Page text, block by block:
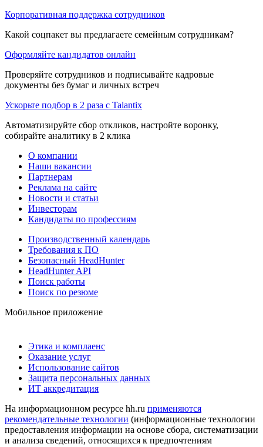
Корпоративная поддержка сотрудников
Какой соцпакет вы предлагаете семейным сотрудникам?
Оформляйте кандидатов онлайн
Проверяйте сотрудников и подписывайте кадровые
документы без бумаг и личных встреч
Ускорьте подбор в 2 раза с Talantix
Автоматизируйте сбор откликов, настройте воронку,
собирайте аналитику в 2 клика
О компании
Наши вакансии
Партнерам
Реклама на сайте
Новости и статьи
Инвесторам
Кандидаты по профессиям
Производственный календарь
Требования к ПО
Безопасный HeadHunter
HeadHunter API
Поиск работы
Поиск по резюме
Мобильное приложение
Этика и комплаенс
Оказание услуг
Использование сайтов
Защита персональных данных
ИТ аккредитация
На информационном ресурсе hh.ru применяются
рекомендательные технологии (информационные технологии
предоставления информации на основе сбора, систематизации
и анализа сведений, относящихся к предпочтениям